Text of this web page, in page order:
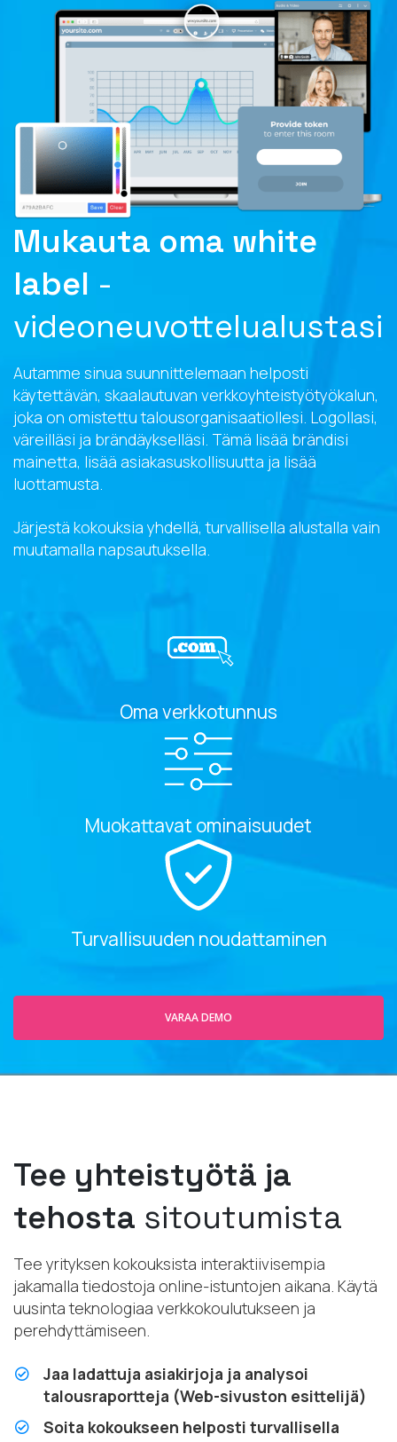
Mukauta oma white
label -
videoneuvottelualustasi
Autamme sinua suunnittelemaan helposti
käytettävän, skaalautuvan verkkoyhteistyötyökalun,
joka on omistettu talousorganisaatiollesi. Logollasi,
väreilläsi ja brändäykselläsi. Tämä lisää brändisi
mainetta, lisää asiakasuskollisuutta ja lisää
luottamusta.
Järjestä kokouksia yhdellä, turvallisella alustalla vain
muutamalla napsautuksella.
Oma verkkotunnus
Muokattavat ominaisuudet
Turvallisuuden noudattaminen
VARAA DEMO
Tee yhteistyötä ja
tehosta sitoutumista
Tee yrityksen kokouksista interaktiivisempia
jakamalla tiedostoja online-istuntojen aikana. Käytä
uusinta teknologiaa verkkokoulutukseen ja
perehdyttämiseen.
Jaa ladattuja asiakirjoja ja analysoi
talousraportteja (Web-sivuston esittelijä)
Soita kokoukseen helposti turvallisella